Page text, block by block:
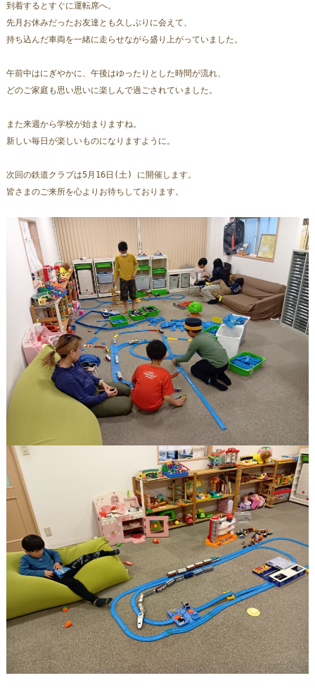
到着するとすぐに運転席へ。
先月お休みだったお友達とも久しぶりに会えて、
持ち込んだ車両を一緒に走らせながら盛り上がっていました。
午前中はにぎやかに、午後はゆったりとした時間が流れ、
どのご家庭も思い思いに楽しんで過ごされていました。
また来週から学校が始まりますね。
新しい毎日が楽しいものになりますように。
次回の鉄道クラブは5月16日(土) に開催します。
皆さまのご来所を心よりお待ちしております。